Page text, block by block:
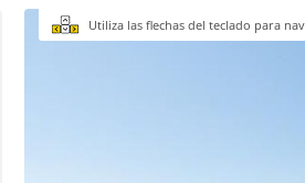
Utiliza las flechas del teclado para